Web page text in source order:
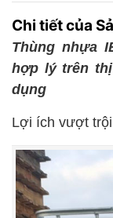
Chi tiết của
Thùng nhựa
hợp lý trên
dụng
Lợi ích vượt